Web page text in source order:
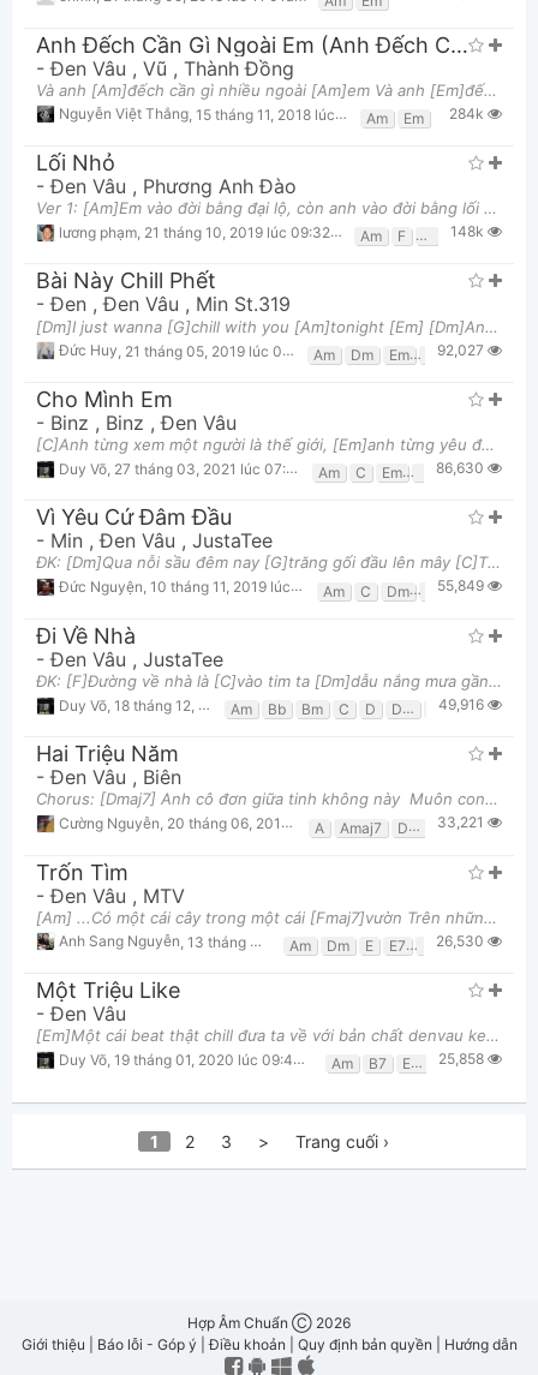
Anh Đếch Cần Gì Ngoài Em (Anh Đếch Cần Gì Nhiều Ngoài Em)
-Đen Vâu , Vũ , Thành Đồng
Và anh [Am]đếch cần gì nhiều ngoài [Am]em Và anh [Em]đếch cần gì nhiều ngoài [Em]em Và anh [Am]đếc
Nguyễn Việt Thắng 15 tháng 11, 2018 lúc 11:02am Am Em 284k
Lối Nhỏ
-Đen Vâu , Phương Anh Đào
Ver 1: [Am]Em vào đời bằng đại lộ, còn anh vào đời bằng lối nhỏ Anh [Em]nhớ mình đã từng thổ lộ,
lương phạm 21 tháng 10, 2019 lúc 09:32pm Am F G 148k
Bài Này Chill Phết
-Đen ,Đen Vâu , Min St.319
[Dm]I just wanna [G]chill with you [Am]tonight [Em] [Dm]And all the [G]sorrow left [Am]behind uh o
Đức Huy 21 tháng 05, 2019 lúc 04:50am Am Dm Em 92,027
Cho Mình Em
- Binz , Binz ,Đen Vâu
[C]Anh từng xem một người là thế giới, [Em]anh từng yêu đậm sâu Họ [Am]nói anh xem tình yêu là trò
Duy Võ 27 tháng 03, 2021 lúc 07:35am Am C Em 86,630
Vì Yêu Cứ Đâm Đầu
- Min ,Đen Vâu , JustaTee
ĐK: [Dm]Qua nỗi sầu đêm nay [G]trăng gối đầu lên mây [C]Thêm chút rượu và men cuốn muộn phiền [Am]
Đức Nguyện, 10 tháng 11, 2019 lúc 07:21pm Am C Dm 55,849
Đi Về Nhà
-Đen Vâu , JustaTee
ĐK: [F]Đường về nhà là [C]vào tim ta [Dm]dẫu nắng mưa gần [C]xa [Bb]Thất bát, [Am]vang danh [Gm]nh
Duy Võ 18 tháng 12, 2020 lúc 10:29pm Am Bb Bm C D Dm Em F G
49,916
Hai Triệu Năm
-Đen Vâu , Biên
Chorus: [Dmaj7] Anh cô đơn giữa tinh không này Muôn con sóng cuốn xô vào đây [Amaj7]Em cô đơn
Cường Nguyễn, 20 tháng 06, 2019 lúc 01:49am A Amaj7 Dmaj7 33,221
Trốn Tìm
-Đen Vâu , MTV
[Am] ...Có một cái cây trong một cái [Fmaj7]vườn Trên những tán cây nở rộ những [Dm]đóa hoa C
Anh Sang Nguyễn 13 tháng 05, 2021 lúc 09:05pm Am Dm E E7 Fmaj7
26,530
Một Triệu Like
-Đen Vâu
[Em]Một cái beat thật chill đưa ta về với bản chất denvau keep it real, rap theo kiểu đơn giản nhấ
Duy Võ 19 tháng 01, 2020 lúc 09:48pm Am B7 Em 25,858
1 2 3 > Trang cuối ›
Hợp Âm Chuẩn Ⓒ 2026
Giới thiệu
Báo lỗi - Góp ý |Điều khoản Quy định bản quyền Hướng dẫn